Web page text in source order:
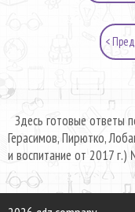
<
Здесь готовые ответы
Герасимов, Пирютко,
и воспитание от 2017